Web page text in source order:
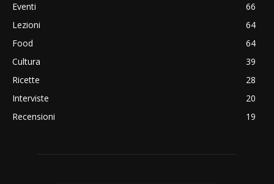
Eventi
66
Lezioni
64
Food
64
Cultura
39
Ricette
28
Interviste
20
Recensioni
19